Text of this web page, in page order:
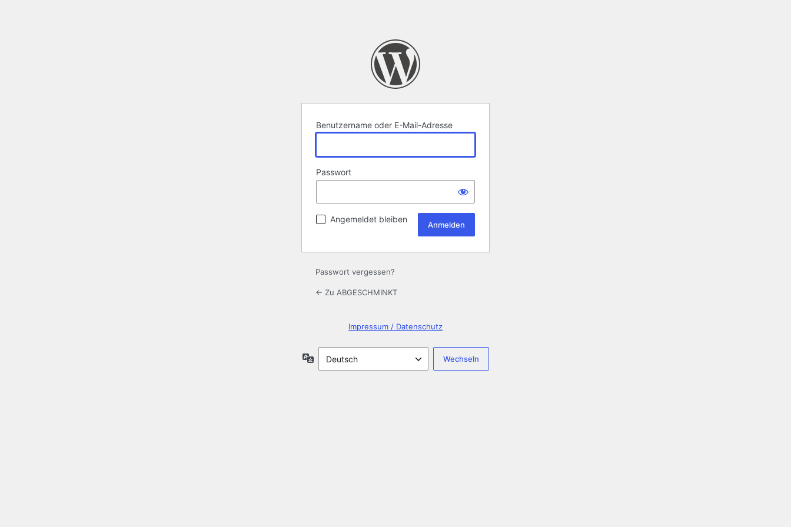
Benutzername oder E-Mail-Adresse
Passwort
Angemeldet bleiben
Passwort vergessen?
← Zu ABGESCHMINKT
Impressum / Datenschutz
Sprache